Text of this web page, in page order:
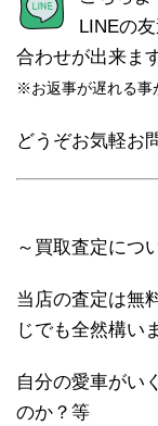
LINEの
合わせが出来ます
※お返事が遅れる事
どうぞお気軽お
～買取査定につ
当店の査定は無
じでも全然構い
自分の愛車がい
のか？等